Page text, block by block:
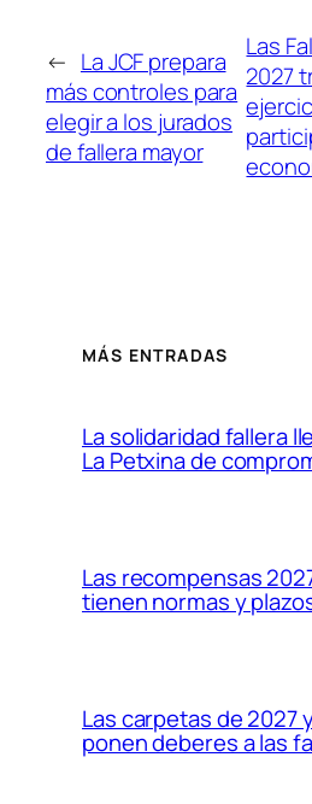
← La JCF prepara
más controles para
elegir a los jurados
de fallera mayor
Las
2027
MÁS ENTRADAS
La solidaridad fallera
La Petxina de
Las recompensas
tienen normas y
Las carpetas de 2027
ponen deberes a las